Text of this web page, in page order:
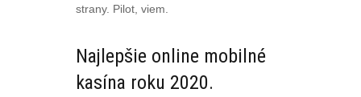
strany. Pilot, viem.
Najlepšie online mobilné
kasína roku 2020.